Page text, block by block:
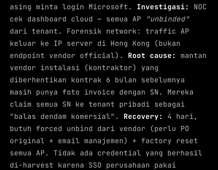
asing minta login Microsoft. Investigasi:
NOC
cek dashboard cloud — semua AP
"unbinded"
dari tenant. Forensik network: traffic AP
keluar ke IP server di Hong Kong (bukan
endpoint vendor official). Root cause:
mantan
vendor instalasi (kontraktor) yang
diberhentikan kontrak 6 bulan sebelumnya
masih punya foto invoice dengan SN. Mereka
claim semua SN ke tenant pribadi sebagai
"balas dendam komersial". Recovery:
4 hari,
butuh forced unbind dari vendor (perlu PO
original + email manajemen) + factory reset
semua AP. Tidak ada credential yang berhasil
di-harvest karena SSO perusahaan pakai